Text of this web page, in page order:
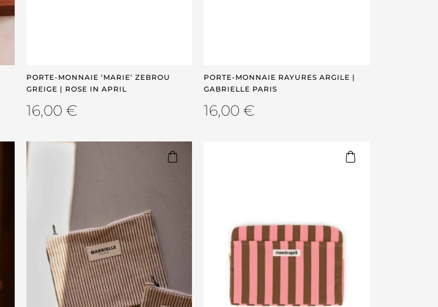
PORTE-MONNAIE ‘MARIE’ ZEBROU
GREIGE | ROSE IN APRIL
16,00 €
PORTE-MONNAIE RAYURES ARGILE |
GABRIELLE PARIS
16,00€